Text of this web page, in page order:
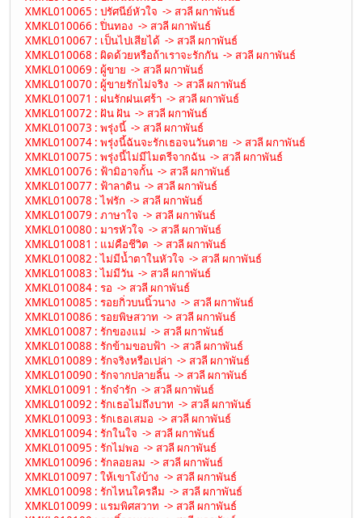
XMKL010065 : ปรัศนีย์หัวใจ -> สวลี ผกาพันธ์
XMKL010066 : ปิ่นทอง -> สวลี ผกาพันธ์
XMKL010067 : เป็นไปเสียได้ -> สวลี ผกาพันธ์
XMKL010068 : ผิดด้วยหรือถ้าเราจะรักกัน -> สวลี ผกาพันธ์
XMKL010069 : ผู้ขาย -> สวลี ผกาพันธ์
XMKL010070 : ผู้ขายรักไม่จริง -> สวลี ผกาพันธ์
XMKL010071 : ฝนรักฝนเศร้า -> สวลี ผกาพันธ์
XMKL010072 : ฝัน ฝัน -> สวลี ผกาพันธ์
XMKL010073 : พรุ่งนี้ -> สวลี ผกาพันธ์
XMKL010074 : พรุ่งนี้ฉันจะรักเธอจนวันตาย -> สวลี ผกาพันธ์
XMKL010075 : พรุ่งนี้ไม่มีไมตรีจากฉัน -> สวลี ผกาพันธ์
XMKL010076 : ฟ้ามิอาจกั้น -> สวลี ผกาพันธ์
XMKL010077 : ฟ้าลาดิน -> สวลี ผกาพันธ์
XMKL010078 : ไฟรัก -> สวลี ผกาพันธ์
XMKL010079 : ภาษาใจ -> สวลี ผกาพันธ์
XMKL010080 : มารหัวใจ -> สวลี ผกาพันธ์
XMKL010081 : แม่คือชีวิต -> สวลี ผกาพันธ์
XMKL010082 : ไม่มีน้ำตาในหัวใจ -> สวลี ผกาพันธ์
XMKL010083 : ไม่มีวัน -> สวลี ผกาพันธ์
XMKL010084 : รอ -> สวลี ผกาพันธ์
XMKL010085 : รอยกิ่วบนนิ้วนาง -> สวลี ผกาพันธ์
XMKL010086 : รอยพิษสวาท -> สวลี ผกาพันธ์
XMKL010087 : รักของแม่ -> สวลี ผกาพันธ์
XMKL010088 : รักข้ามขอบฟ้า -> สวลี ผกาพันธ์
XMKL010089 : รักจริงหรือเปล่า -> สวลี ผกาพันธ์
XMKL010090 : รักจากปลายลิ้น -> สวลี ผกาพันธ์
XMKL010091 : รักจ๋ารัก -> สวลี ผกาพันธ์
XMKL010092 : รักเธอไม่ถึงบาท -> สวลี ผกาพันธ์
XMKL010093 : รักเธอเสมอ -> สวลี ผกาพันธ์
XMKL010094 : รักในใจ -> สวลี ผกาพันธ์
XMKL010095 : รักไม่พอ -> สวลี ผกาพันธ์
XMKL010096 : รักลอยลม -> สวลี ผกาพันธ์
XMKL010097 : ให้เขาโง่บ้าง -> สวลี ผกาพันธ์
XMKL010098 : รักไหนใครลืม -> สวลี ผกาพันธ์
XMKL010099 : แรมพิศสวาท -> สวลี ผกาพันธ์